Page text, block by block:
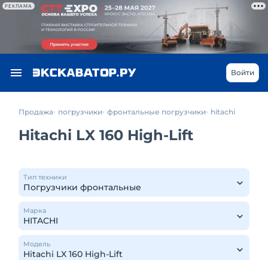
РЕКЛАМА
Войти
Продажа погрузчики фронтальные погрузчики hitachi
Hitachi LX 160 High-Lift
Тип техники
Марка
Модель